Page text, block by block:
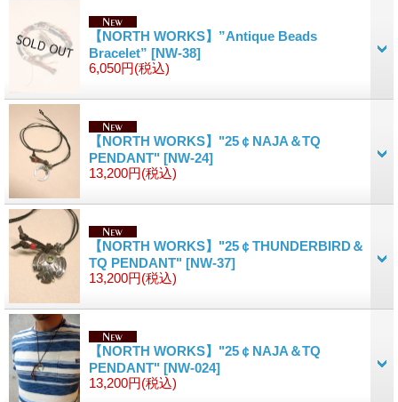
【NORTH WORKS】”Antique Beads
Bracelet” [NW-38]
6,050円(税込)
【NORTH WORKS】"25￠NAJA＆TQ
PENDANT" [NW-24]
13,200円(税込)
【NORTH WORKS】"25￠THUNDERBIRD＆
TQ PENDANT" [NW-37]
13,200円(税込)
【NORTH WORKS】"25￠NAJA＆TQ
PENDANT" [NW-024]
13,200円(税込)